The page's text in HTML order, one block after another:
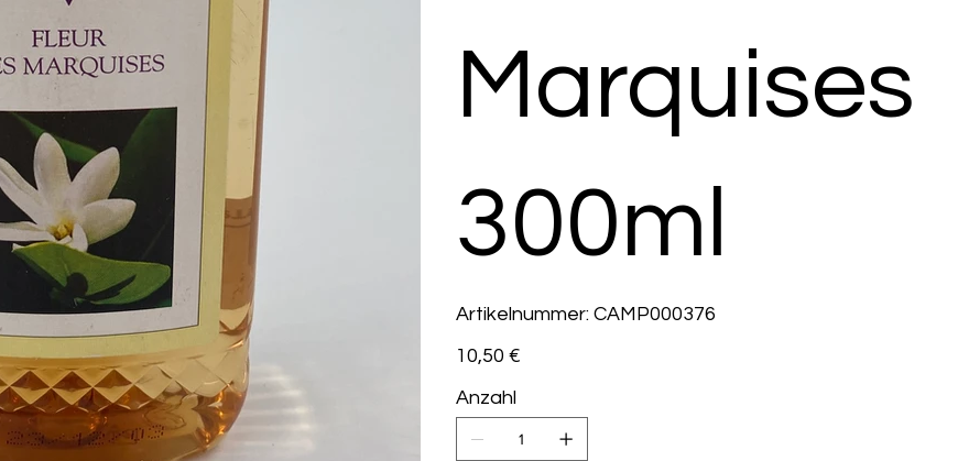
Marquises
300ml
Artikelnummer: Artikelnummer:
CAMP000376
CAMP000376
Preis
10,50 €
Anzahl